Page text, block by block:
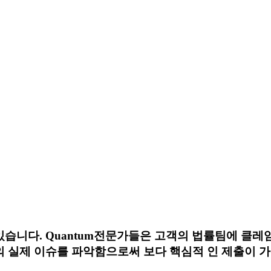
니다. Quantum전문가들은 고객의 법률팀에 클
제 이슈를 파악함으로써 보다 핵심적 인 제출이